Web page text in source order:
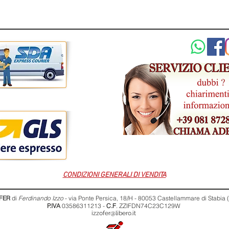
CONDIZIONI GENERALI DI VENDITA
di Ferdinando Izzo - via Ponte Persica, 18/H - 80053 Castellammare di Stabia
P.IVA03586311213 - C.F. ZZIFDN74C23C129W
izzofer@libero.it